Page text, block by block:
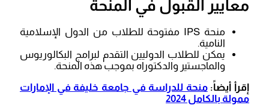
معايير القبول في المنحة
منحة IPS مفتوحة للطلاب من الدول الإسلامية
النامية.
يمكن للطلاب الدوليين التقدم لبرامج البكالوريوس
والماجستير والدكتوراه بموجب هذه المنحة.
إقرأ أيضاً:منحة للدراسة في جامعة خليفة في الإمارات
ممولة بالكامل 2024